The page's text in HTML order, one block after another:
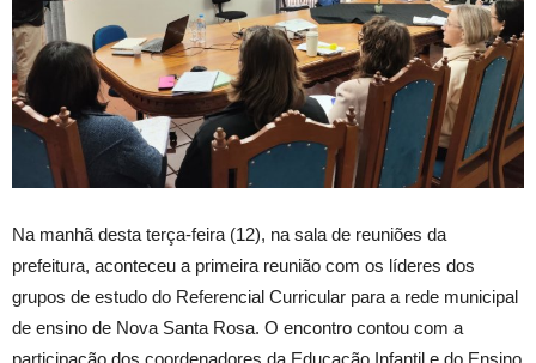
Na manhã desta terça-feira (12), na sala de reuniões da
prefeitura, aconteceu a primeira reunião com os líderes dos
grupos de estudo do Referencial Curricular para a rede municipal
de ensino de Nova Santa Rosa. O encontro contou com a
participação dos coordenadores da Educação Infantil e do Ensino